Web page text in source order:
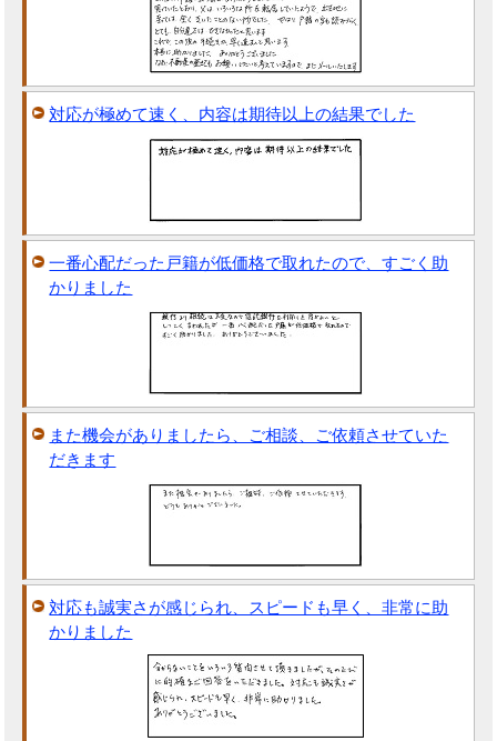
対応が極めて速く、内容は期待以上の結果でした
一番心配だった戸籍が低価格で取れたので、すごく助
かりました
また機会がありましたら、ご相談、ご依頼させていた
だきます
対応も誠実さが感じられ、スピードも早く、非常に助
かりました